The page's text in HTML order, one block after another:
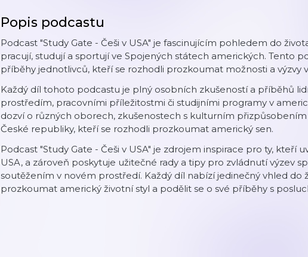
Popis podcastu
Podcast "Study Gate - Češi v USA" je fascinujícím pohledem do
pracují, studují a sportují ve Spojených státech amerických. Tento
příběhy jednotlivců, kteří se rozhodli prozkoumat možnosti a výzvy
Každý díl tohoto podcastu je plný osobních zkušeností a příběhů
prostředím, pracovními příležitostmi či studijními programy v
dozví o různých oborech, zkušenostech s kulturním
České republiky, kteří se rozhodli prozkoumat americký sen.
Podcast "Study Gate - Češi v USA" je zdrojem inspirace pro ty, kteří
USA, a zároveň poskytuje užitečné rady a tipy pro zvládnutí výzev
soutěžením v novém prostředí. Každý díl nabízí jedinečný vhled do
prozkoumat americký životní styl a podělit se o své příběhy s